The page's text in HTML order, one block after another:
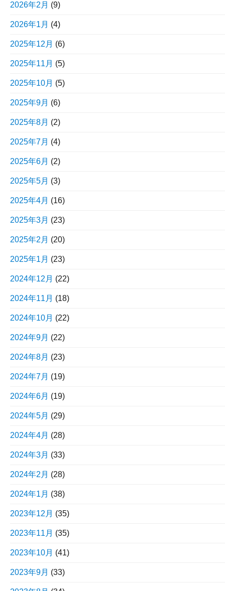
2026年2月 (9)
2026年1月 (4)
2025年12月 (6)
2025年11月 (5)
2025年10月 (5)
2025年9月 (6)
2025年8月 (2)
2025年7月 (4)
2025年6月 (2)
2025年5月 (3)
2025年4月 (16)
2025年3月 (23)
2025年2月 (20)
2025年1月 (23)
2024年12月 (22)
2024年11月 (18)
2024年10月 (22)
2024年9月 (22)
2024年8月 (23)
2024年7月 (19)
2024年6月 (19)
2024年5月 (29)
2024年4月 (28)
2024年3月 (33)
2024年2月 (28)
2024年1月 (38)
2023年12月 (35)
2023年11月 (35)
2023年10月 (41)
2023年9月 (33)